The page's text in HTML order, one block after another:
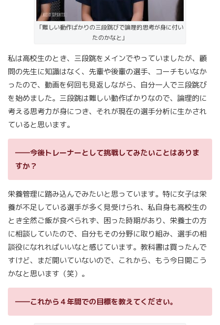
「難しい動作ばかりの三段跳びで論理的思考が身に付い
たのかなと」
私は高校生のとき、三段跳をメインでやっていましたが、顧
問の先生に知識はなく、先輩や後輩の選手、コーチもいなか
ったので、動画を何回も見返しながら、自分一人で三段跳び
を始めました。三段跳は難しい動作ばかりなので、論理的に
考える思考力が身につき、それが現在の選手分析に生かされ
ていると思います。
――今後トレーナーとして挑戦してみたいことはありま
すか？
栄養管理に踏み込んでみたいと思っています。特に女子は栄
養が不足している選手が多く見受けられ、私自身も高校生の
とき全然ご飯が食べられず、困った時期があり、栄養士の方
に相談していたので、自分もその分野に取り組み、選手の相
談役になれればいいなと感じています。教科書は買ったんで
すけど、まだ開いていないので、これから、もう今日開こう
かなと思います（笑）。
――これから４年間での目標を教えてください。